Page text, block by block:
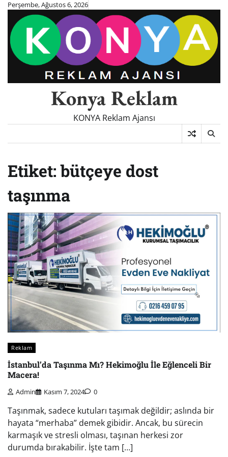
Skip
content
Perşembe, Ağustos 6, 2026
Konya Reklam
KONYA Reklam Ajansı
Etiket:bütçeye dost
taşınma
Reklam
İstanbul’da Taşınma Mı? Hekimoğlu İle Eğlenceli Bir
Macera!
Admin Kasım 7, 2024 0
Taşınmak, sadece kutuları taşımak değildir; aslında bir
hayata “merhaba” demek gibidir. Ancak, bu sürecin
karmaşık ve stresli olması, taşınan herkesi zor
durumda bırakabilir. İşte tam […]